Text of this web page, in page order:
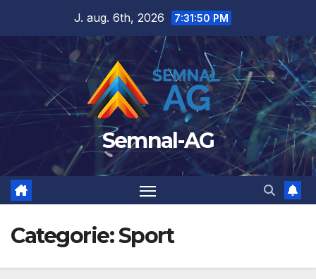
content
J. aug. 6th, 2026 7:31:51 PM
Semnal-AG
Categorie:Sport